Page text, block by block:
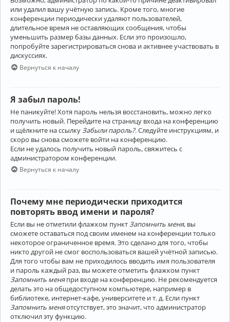
или удалил вашу учётную запись. Кроме того, многие
конференции периодически удаляют пользователей,
длительное время не оставляющих сообщения, чтобы
уменьшить размер базы данных. Если это произошло,
попробуйте зарегистрироваться снова и активнее участвовать в
дискуссиях.
Вернуться к началу
Я забыл пароль!
Не паникуйте! Хотя пароль нельзя восстановить, можно легко
получить новый. Перейдите на страницу входа на конференцию
и щёлкните на ссылку Забыли пароль?. Следуйте инструкциям, и
скоро вы снова сможете войти на конференцию.
Если не удалось получить новый пароль, свяжитесь с
администратором конференции.
Вернуться к началу
Почему мне периодически приходится
повторять ввод имени и пароля?
Если вы не отметили флажком пунктЗапомнить меня, вы
сможете оставаться под своим именем на конференции только
некоторое ограниченное время. Это сделано для того, чтобы
никто другой не смог воспользоваться вашей учётной записью.
Для того чтобы вам не приходилось вводить имя пользователя
и пароль каждый раз, вы можете отметить флажком пункт
Запомнить меняпри входе на конференцию. Не рекомендуется
делать это на общедоступном компьютере, например в
библиотеке, интернет-кафе, университете и т. д. Если пункт
Запомнить меняотсутствует, это значит, что администратор
отключил эту функцию.